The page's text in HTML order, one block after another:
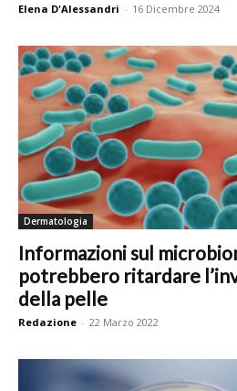
Elena D'Alessandri - 16 Dicembre 2024
Dermatologia
Informazioni sul
potrebbero ritardare
della pelle
Redazione - 22 Marzo 2022